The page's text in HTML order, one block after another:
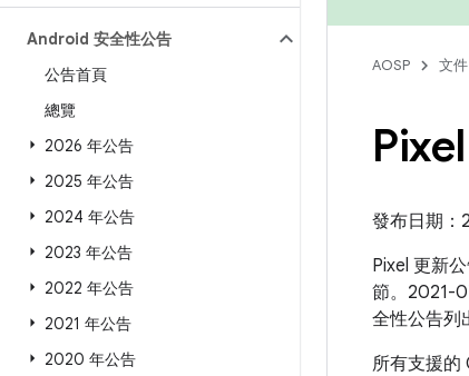
Android 安全性公告
公告首頁
總覽
2026 年公告
2025 年公告
2024 年公告
2023 年公告
2022 年公告
2021 年公告
2020 年公告
AOSP 文件
發布日期：
Pixel 更新
節。2021-
全性公告列
所有支援的